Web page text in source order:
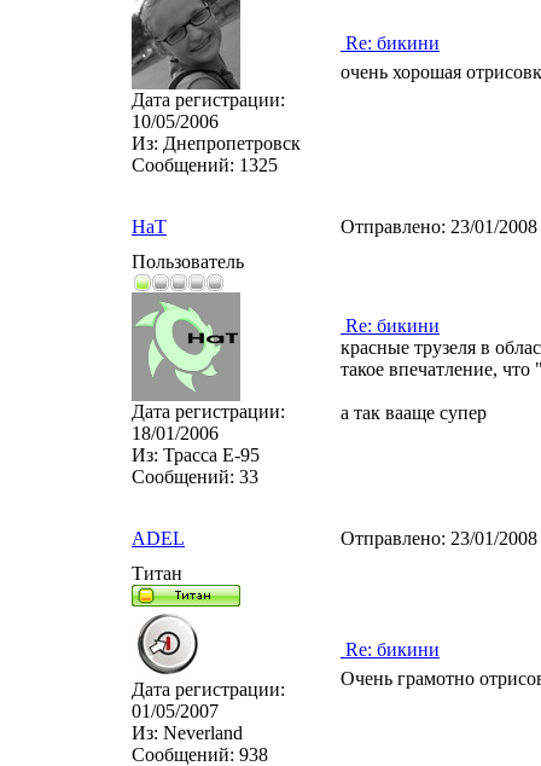
Дата регистрации:
10/05/2006
Из: Днепропетровск
Сообщений: 1325
Re: бикини
очень хорошая
HaT Отправлено: 23/01/
Пользователь
Дата регистрации:
18/01/2006
Из: Трасса Е-95
Сообщений: 33
Re: бикини
красные трузеля в
такое впечатление,
а так вааще супер
ADEL Отправлено: 23/01/
Титан
Дата регистрации:
01/05/2007
Из: Neverland
Сообщений: 938
Re: бикини
Очень грамотно